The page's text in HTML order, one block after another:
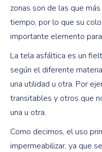
zonas son de las que
tiempo, por lo que su
importante elemento
La tela asfáltica es un
según el diferente
una utilidad u otra. Por
transitables y otros que
una u otra.
Como decimos, el uso
impermeabilizar, ya que